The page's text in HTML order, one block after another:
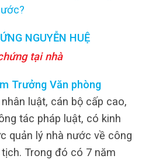
NGUYỄN HUỆ
tại nhà
Trưởng Văn phòng
nhân luật, cán bộ cấp cao,
tác pháp luật, có kinh
quản lý nhà nước về công
Trong đó có 7 năm